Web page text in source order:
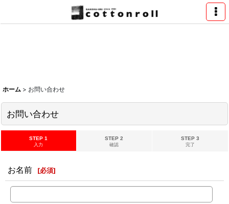
ホーム > お問い合わせ
お問い合わせ
STEP 1
入力
STEP 2
確認
STEP 3
完了
お名前 [必須]